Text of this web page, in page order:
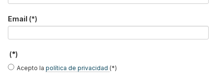
El precio del pellet vuelve a subir…
Email (*)
(*)
Acepto la política de privacidad (*)